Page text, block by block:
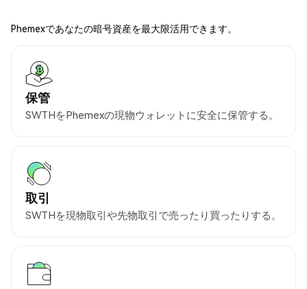
Phemexであなたの暗号資産を最大限活用できます。
保管
SWTHをPhemexの現物ウォレットに安全に保管する。
取引
SWTHを現物取引や先物取引で売ったり買ったりする。